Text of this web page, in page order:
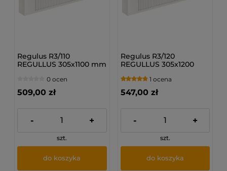
Regulus R3/110
REGULLUS 305x1100 mm
bocznozasilany
0 ocen
509,00 zł
- +
szt.
do koszyka
Regulus R3/120
REGULLUS 305x1200
bocznozasilany
1 ocena
547,00 zł
- +
szt.
do koszyka